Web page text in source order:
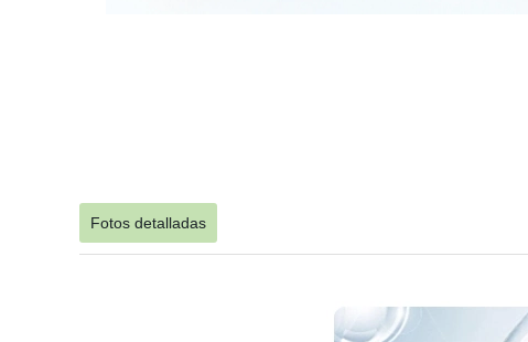
Fotos detalladas